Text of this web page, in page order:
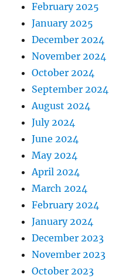
February 2025
January 2025
December 2024
November 2024
October 2024
September 2024
August 2024
July 2024
June 2024
May 2024
April 2024
March 2024
February 2024
January 2024
December 2023
November 2023
October 2023